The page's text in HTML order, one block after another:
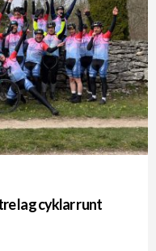
lag cyklar runt